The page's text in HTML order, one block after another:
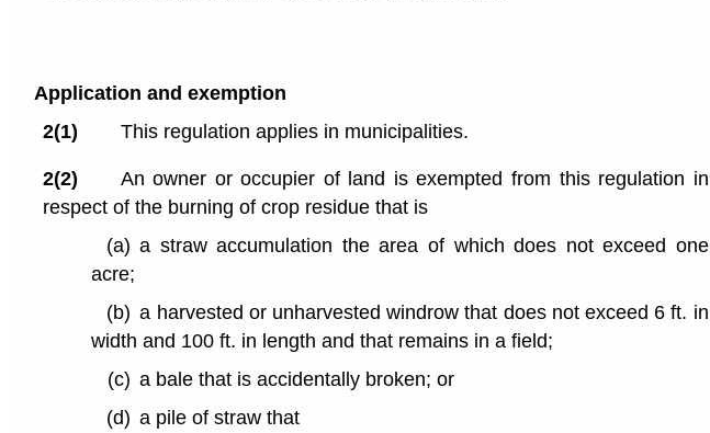
Application and exemption
2(1)
This regulation applies in municipalities.
2(2)
An owner or occupier of land is exempted from this regulation in
respect of the burning of crop residue that is
(a) a straw accumulation the area of which does not exceed one
acre;
(b) a harvested or unharvested windrow that does not exceed 6 ft. in
width and 100 ft. in length and that remains in a field;
(c) a bale that is accidentally broken; or
(d) a pile of straw that